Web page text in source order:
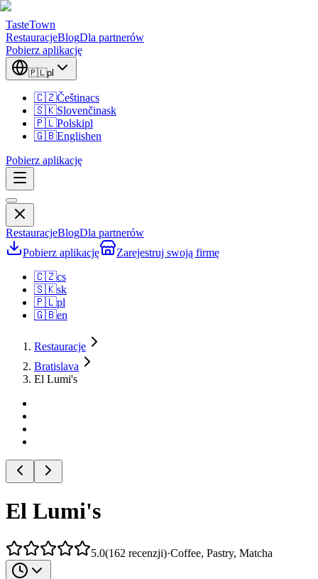
TasteTown
RestauracjeBlogDla partnerów
Pobierz aplikację
🇵🇱pl
🇨🇿Češtinacs
🇸🇰Slovenčinask
🇵🇱Polskipl
🇬🇧Englishen
Pobierz aplikację
RestauracjeBlogDla partnerów
Pobierz aplikację
Zarejestruj swoją firmę
🇨🇿cs
🇸🇰sk
🇵🇱pl
🇬🇧en
Restauracje
Bratislava
El Lumi's
El Lumi's
5.0(162 recenzji)·Coffee, Pastry, Matcha